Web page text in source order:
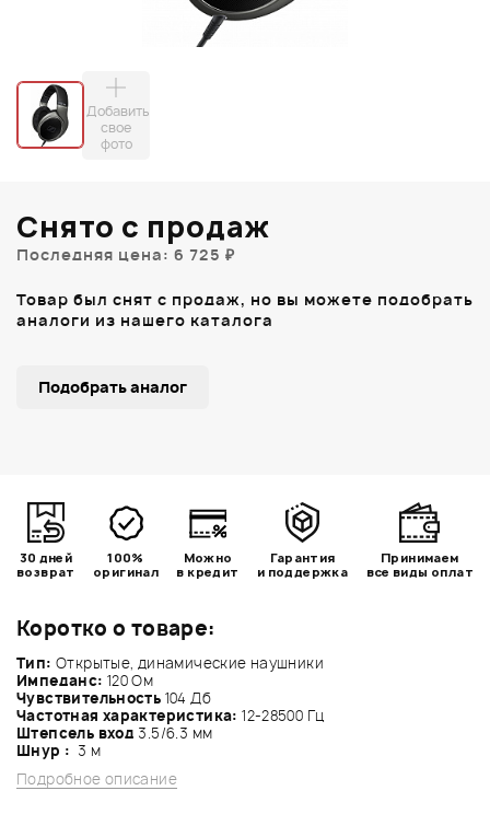
Добавить
свое
фото
Коротко о товаре:
Тип: Открытые, динамические наушники
Импеданс: 120 Ом
Чувствительность 104 Дб
Частотная характеристика: 12-28500 Гц
Штепсель вход 3.5/6.3 мм
Шнур : 3 м
Подробное описание
Снято с продаж
Последняя цена: 6 725 ₽
Товар был снят с продаж, но вы можете подобрать
аналоги из нашего каталога
Подобрать аналог
30 дней
возврат
100%
оригинал
Можно
в кредит
Гарантия
и поддержка
Принимаем
все виды оплат